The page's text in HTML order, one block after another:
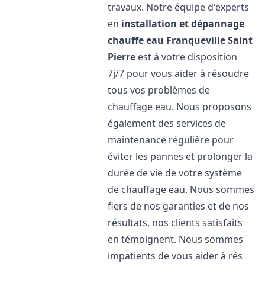
travaux. Notre équipe d'experts
en installation et dépannage
chauffe eau Franqueville Saint
Pierre est à votre disposition
7j/7 pour vous aider à résoudre
tous vos problèmes de
chauffage eau. Nous proposons
également des services de
maintenance régulière pour
éviter les pannes et prolonger la
durée de vie de votre système
de chauffage eau. Nous sommes
fiers de nos garanties et de nos
résultats, nos clients satisfaits
en témoignent. Nous sommes
impatients de vous aider à rés